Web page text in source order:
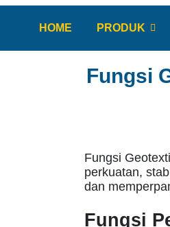
HOME PRODUK
Fungsi
Fungsi
perkuatan,
dan
Fungsi